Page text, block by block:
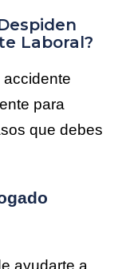
Laboral?
para
que debes
ayudarte a